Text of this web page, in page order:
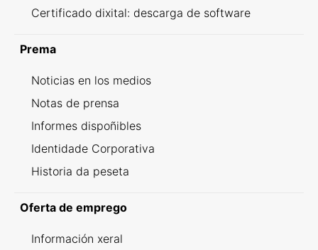
Certificado dixital: descarga de software
Prema
Noticias en los medios
Notas de prensa
Informes dispoñibles
Identidade Corporativa
Historia da peseta
Oferta de emprego
Información xeral